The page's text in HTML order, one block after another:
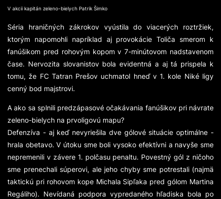
V akcii kapitán zeleno-bielych Patrik Šimko
Séria hraničných zákrokov vyústila do viacerých roztržiek,
ktorým napomohli napríklad aj provokácie Toliča smerom k
fanúšikom pred rohovým kopom v 7-minútovom nadstavenom
čase. Nervozita slovanistov bola evidentná a aj tá prispela k
tomu, že FC Tatran Prešov uchmatol hneď v 1. kole Niké ligy
cenný bod majstrovi.
A ako sa splnili predzápasové očakávania fanúšikov pri návrate
zeleno-bielych na prvoligovú mapu?
Defenzíva - aj keď nevyriešila dve gólové situácie optimálne -
hrala obetavo. V útoku sme boli vysoko efektívni a navyše sme
nepremenili v závere 1. polčasu penaltu. Povestný gól z ničoho
sme prenechali súperovi, ale jeho chyby sme potrestali (najmä
taktickú pri rohovom kope Michala Sipľaka pred gólom Martina
Regáliho). Nevídaná podpora vypredaného hľadiska bola po